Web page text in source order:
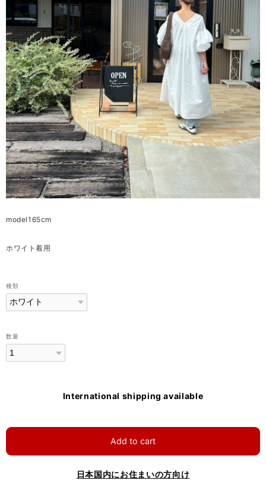
model165cm
ホワイト着用
種類
数量
International shipping available
Add to cart
日本国内にお住まいの方向け